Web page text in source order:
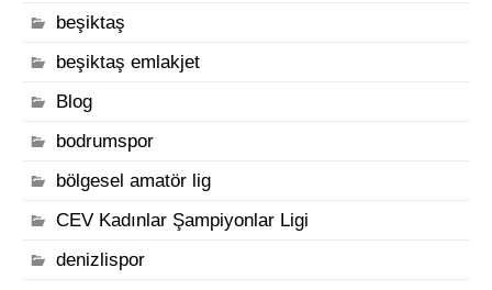
beşiktaş
beşiktaş emlakjet
Blog
bodrumspor
bölgesel amatör lig
CEV Kadınlar Şampiyonlar Ligi
denizlispor